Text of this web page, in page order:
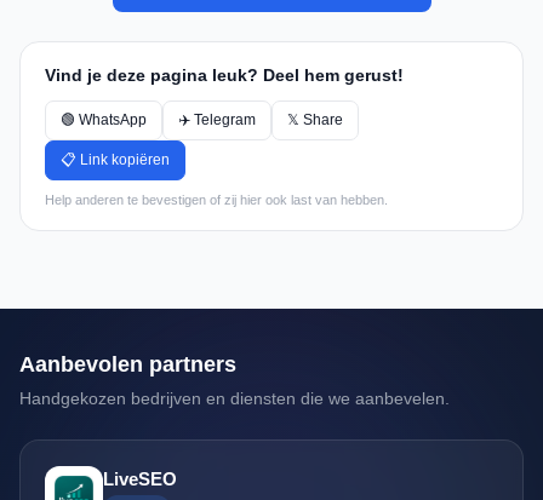
Vind je deze pagina leuk? Deel hem gerust!
🟢 WhatsApp ✈️ Telegram 𝕏 Share
📋 Link kopiëren
Help anderen te bevestigen of zij hier ook last van hebben.
Aanbevolen partners
Handgekozen bedrijven en diensten die we aanbevelen.
LiveSEO